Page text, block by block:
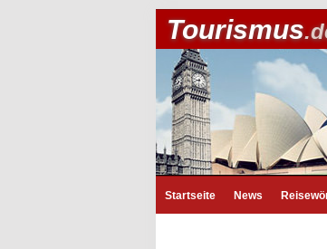
Tourismus
Startseite News